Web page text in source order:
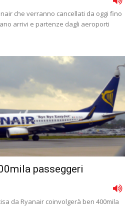
che verranno cancellati da oggi fino
arrivi e partenze dagli aeroporti
passeggeri
da Ryanair coinvolgerà ben 400mila